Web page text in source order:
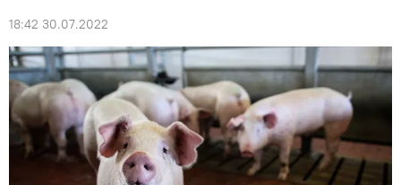
18:42 30.07.2022